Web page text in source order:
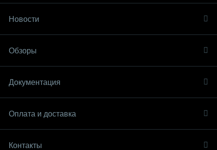
Новости
Обзоры
Документация
Оплата и доставка
Контакты